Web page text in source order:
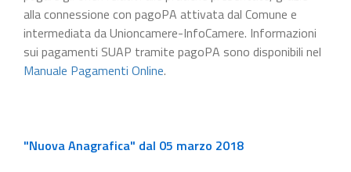
alla connessione con pagoPA attivata dal Comune e
intermediata da Unioncamere-InfoCamere. Informazioni
sui pagamenti SUAP tramite pagoPA sono disponibili nel
Manuale Pagamenti Online.
"Nuova Anagrafica" dal 05 marzo 2018